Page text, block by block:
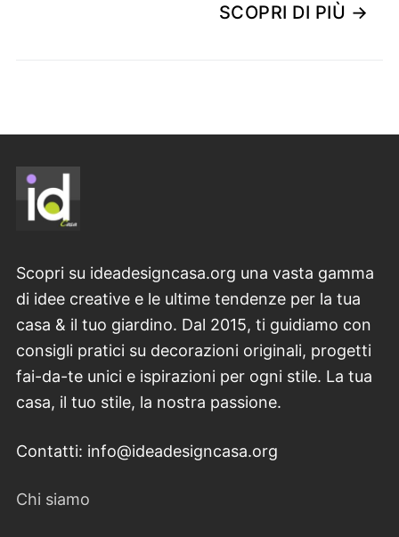
SCOPRI DI PIÙ →
Scopri su ideadesigncasa.org una vasta gamma
di idee creative e le ultime tendenze per la tua
casa & il tuo giardino. Dal 2015, ti guidiamo con
consigli pratici su decorazioni originali, progetti
fai-da-te unici e ispirazioni per ogni stile. La tua
casa, il tuo stile, la nostra passione.
Contatti: info@ideadesigncasa.org
Chi siamo